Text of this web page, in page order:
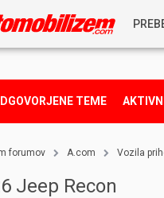
TEME
forumov A.com Vozila
Jeep Recon